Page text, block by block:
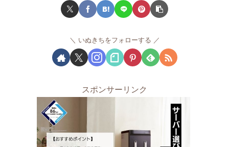
いぬきちをフォローする
スポンサーリンク